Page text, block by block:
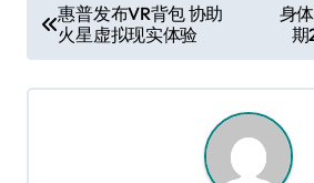
章
导
惠普发布VR背包 协助
火星虚拟现实体验
身
期